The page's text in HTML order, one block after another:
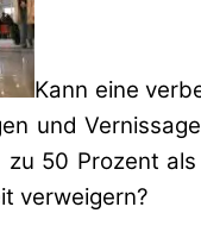
Kann eine
und
50 Prozent
verweigern?